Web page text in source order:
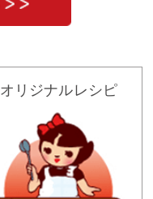
オリジナルレシピ